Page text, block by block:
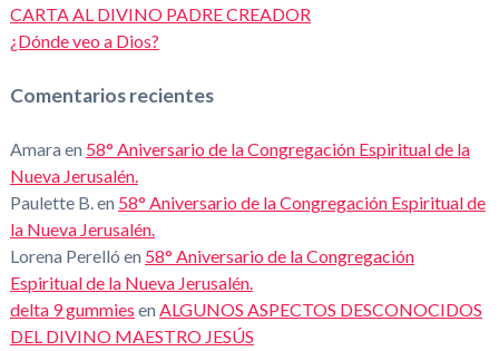
CARTA AL DIVINO PADRE CREADOR
¿Dónde veo a Dios?
Comentarios recientes
Amara en 58° Aniversario de la Congregación Espiritual de la
Nueva Jerusalén.
Paulette B.en 58° Aniversario de la Congregación Espiritual de
la Nueva Jerusalén.
Lorena Perelló en 58° Aniversario de la Congregación
Espiritual de la Nueva Jerusalén.
delta 9 gummies en ALGUNOS ASPECTOS DESCONOCIDOS
DEL DIVINO MAESTRO JESÚS